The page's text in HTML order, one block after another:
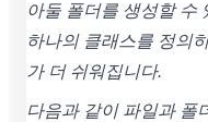
아둘 폴더를 생성할 수
하나의 클래스를 정의
가 더 쉬워집니다.
다음과 같이 파일과 폴